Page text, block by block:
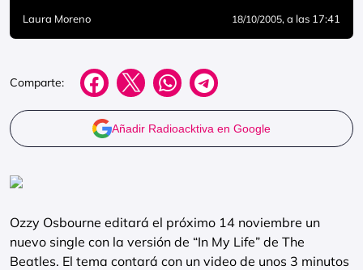
Laura Moreno 18/10/2005, a las 17:41
Comparte:
Añadir Radioacktiva en Google
Ozzy Osbourne editará el próximo 14 noviembre un
nuevo single con la versión de “In My Life” de The
Beatles. El tema contará con un video de unos 3 minutos